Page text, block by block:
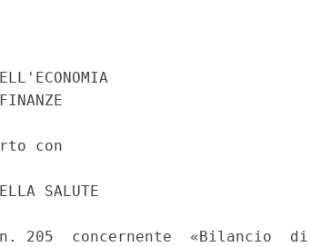
con
SALUTE
205  concernente  «Bilancio  di